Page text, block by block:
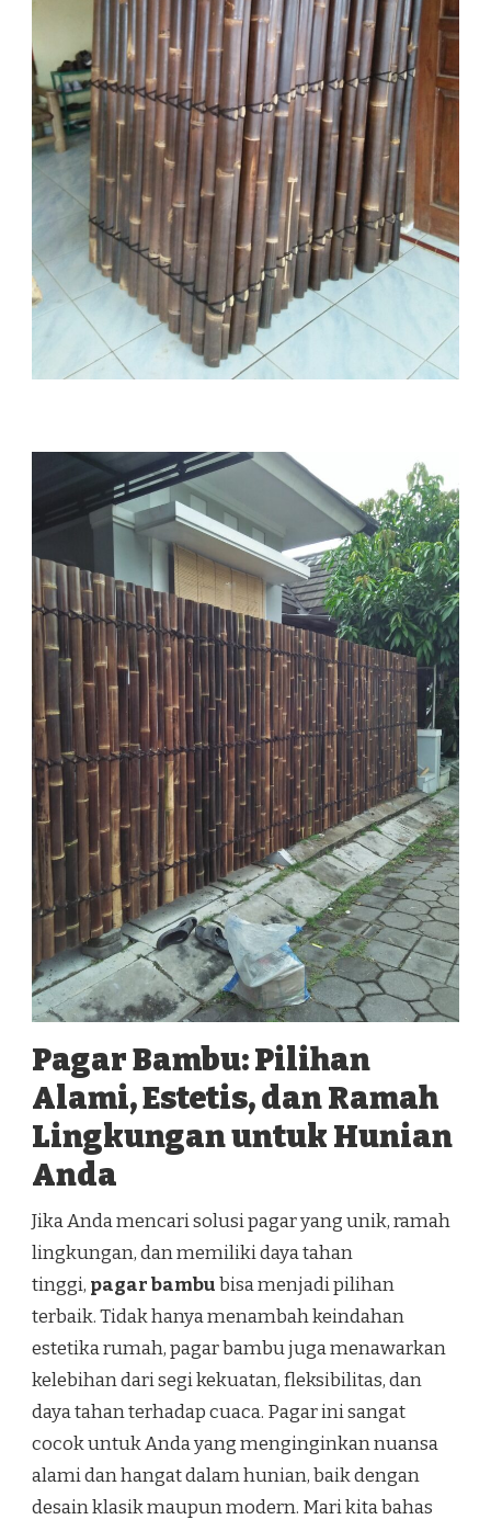
Pagar Bambu: Pilihan
Alami, Estetis, dan Ramah
Lingkungan untuk Hunian
Anda
Jika Anda mencari solusi pagar yang unik, ramah
lingkungan, dan memiliki daya tahan
tinggi, pagar bambubisa menjadi pilihan
terbaik. Tidak hanya menambah keindahan
estetika rumah, pagar bambu juga menawarkan
kelebihan dari segi kekuatan, fleksibilitas, dan
daya tahan terhadap cuaca. Pagar ini sangat
cocok untuk Anda yang menginginkan nuansa
alami dan hangat dalam hunian, baik dengan
desain klasik maupun modern. Mari kita bahas